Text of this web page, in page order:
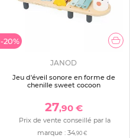
-20%
JANOD
Jeu d'éveil sonore en forme de
chenille sweet cocoon
27,90 €
Prix de vente conseillé par la
marque :34,90 €